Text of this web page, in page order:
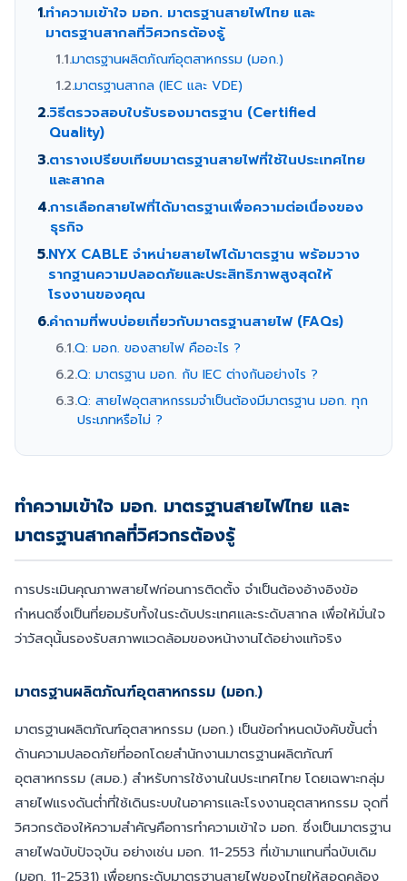
1.ทำความเข้าใจ มอก. มาตรฐานสายไฟไทย และ
มาตรฐานสากลที่วิศวกรต้องรู้
1.1.มาตรฐานผลิตภัณฑ์อุตสาหกรรม (มอก.)
1.2.มาตรฐานสากล (IEC และ VDE)
2.วิธีตรวจสอบใบรับรองมาตรฐาน (Certified
Quality)
3.ตารางเปรียบเทียบมาตรฐานสายไฟที่ใช้ในประเทศไทย
และสากล
4.การเลือกสายไฟที่ได้มาตรฐานเพื่อความต่อเนื่องของ
ธุรกิจ
5.NYX CABLE จำหน่ายสายไฟได้มาตรฐาน พร้อมวาง
รากฐานความปลอดภัยและประสิทธิภาพสูงสุดให้
โรงงานของคุณ
6.คำถามที่พบบ่อยเกี่ยวกับมาตรฐานสายไฟ (FAQs)
6.1.Q: มอก. ของสายไฟ คืออะไร ?
6.2.Q: มาตรฐาน มอก. กับ IEC ต่างกันอย่างไร ?
6.3.Q: สายไฟอุตสาหกรรมจำเป็นต้องมีมาตรฐาน มอก. ทุก
ประเภทหรือไม่ ?
ทำความเข้าใจ มอก. มาตรฐานสายไฟไทย และ
มาตรฐานสากลที่วิศวกรต้องรู้
การประเมินคุณภาพสายไฟก่อนการติดตั้ง จำเป็นต้องอ้างอิงข้อ
กำหนดซึ่งเป็นที่ยอมรับทั้งในระดับประเทศและระดับสากล เพื่อให้มั่นใจ
ว่าวัสดุนั้นรองรับสภาพแวดล้อมของหน้างานได้อย่างแท้จริง
มาตรฐานผลิตภัณฑ์อุตสาหกรรม (มอก.)
มาตรฐานผลิตภัณฑ์อุตสาหกรรม (มอก.) เป็นข้อกำหนดบังคับขั้นต่ำ
ด้านความปลอดภัยที่ออกโดยสำนักงานมาตรฐานผลิตภัณฑ์
อุตสาหกรรม (สมอ.) สำหรับการใช้งานในประเทศไทย โดยเฉพาะกลุ่ม
สายไฟแรงดันต่ำที่ใช้เดินระบบในอาคารและโรงงานอุตสาหกรรม จุดที่
วิศวกรต้องให้ความสำคัญคือการทำความเข้าใจ มอก. ซึ่งเป็นมาตรฐาน
สายไฟฉบับปัจจุบัน อย่างเช่น มอก. 11-2553 ที่เข้ามาแทนที่ฉบับเดิม
(มอก. 11-2531) เพื่อยกระดับมาตรฐานสายไฟของไทยให้สอดคล้อง